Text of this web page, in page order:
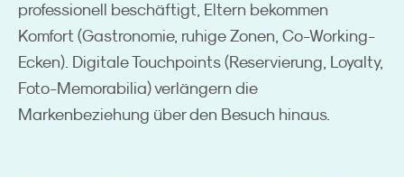
professionell beschäftigt, Eltern bekommen
Komfort (Gastronomie, ruhige Zonen, Co-Working-
Ecken). Digitale Touchpoints (Reservierung, Loyalty,
Foto-Memorabilia) verlängern die
Markenbeziehung über den Besuch hinaus.